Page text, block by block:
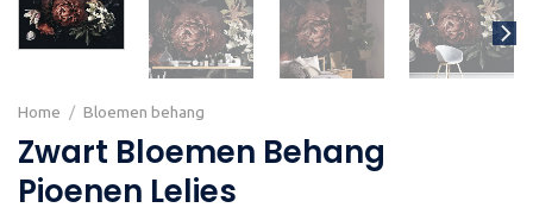
Home / Bloemen behang
Zwart Bloemen Behang
Pioenen Lelies